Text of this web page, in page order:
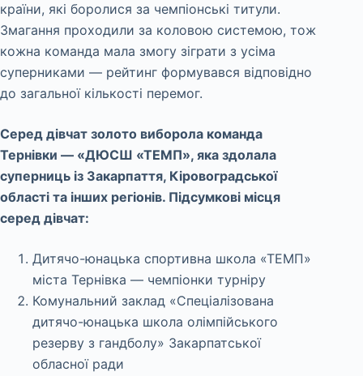
країни, які боролися за чемпіонські титули.
Змагання проходили за коловою системою, тож
кожна команда мала змогу зіграти з усіма
суперниками — рейтинг формувався відповідно
до загальної кількості перемог.
Серед дівчат золото виборола команда
Тернівки — «ДЮСШ «ТЕМП», яка здолала
суперниць із Закарпаття, Кіровоградської
області та інших регіонів. Підсумкові місця
серед дівчат:
Дитячо-юнацька спортивна школа «ТЕМП»
міста Тернівка — чемпіонки турніру
Комунальний заклад «Спеціалізована
дитячо-юнацька школа олімпійського
резерву з гандболу» Закарпатської
обласної ради